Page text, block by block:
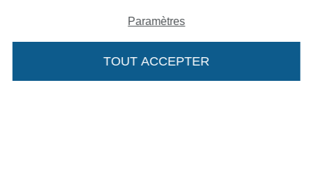
Ajouter à mon panier
Deutsch
Nederlands
Passer à la boutique
Paramètres
TOUT ACCEPTER